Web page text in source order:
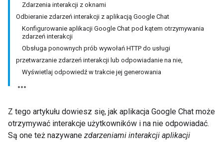
Zdarzenia interakcji z oknami
Odbieranie zdarzeń interakcji z aplikacją Google Chat
Konfigurowanie aplikacji Google Chat pod kątem otrzymywania
zdarzeń interakcji
Obsługa ponownych prób wywołań HTTP do usługi
przetwarzanie zdarzeń interakcji lub odpowiadanie na nie,
Wyświetlaj odpowiedź w trakcie jej generowania
Z tego artykułu dowiesz się, jak aplikacja Google Chat może
otrzymywać interakcje użytkowników i na nie odpowiadać.
Są one też nazywane zdarzeniami interakcji aplikacji